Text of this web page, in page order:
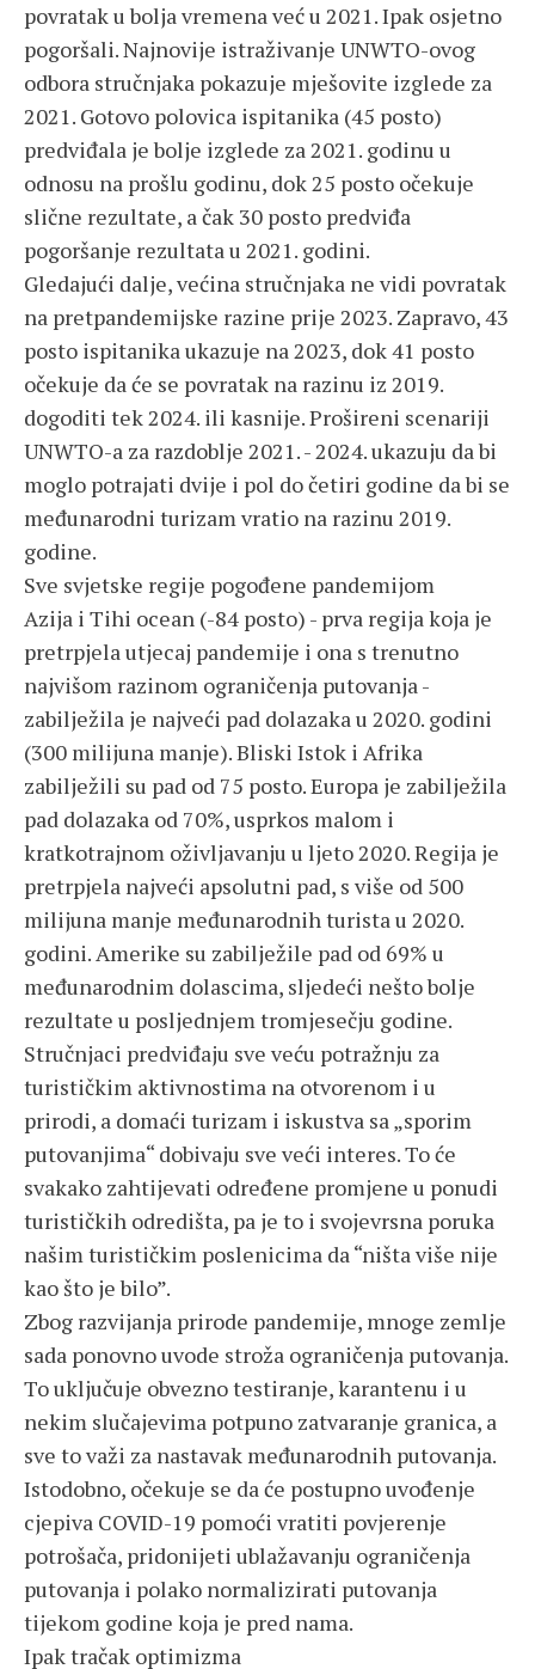
povratak u bolja vremena već u 2021. Ipak osjetno
pogoršali. Najnovije istraživanje UNWTO-ovog
odbora stručnjaka pokazuje mješovite izglede za
2021. Gotovo polovica ispitanika (45 posto)
predviđala je bolje izglede za 2021. godinu u
odnosu na prošlu godinu, dok 25 posto očekuje
slične rezultate, a čak 30 posto predviđa
pogoršanje rezultata u 2021. godini.
Gledajući dalje, većina stručnjaka ne vidi povratak
na pretpandemijske razine prije 2023. Zapravo, 43
posto ispitanika ukazuje na 2023, dok 41 posto
očekuje da će se povratak na razinu iz 2019.
dogoditi tek 2024. ili kasnije. Prošireni scenariji
UNWTO-a za razdoblje 2021. - 2024. ukazuju da bi
moglo potrajati dvije i pol do četiri godine da bi se
međunarodni turizam vratio na razinu 2019.
godine.
Sve svjetske regije pogođene pandemijom
Azija i Tihi ocean (-84 posto) - prva regija koja je
pretrpjela utjecaj pandemije i ona s trenutno
najvišom razinom ograničenja putovanja -
zabilježila je najveći pad dolazaka u 2020. godini
(300 milijuna manje). Bliski Istok i Afrika
zabilježili su pad od 75 posto. Europa je zabilježila
pad dolazaka od 70%, usprkos malom i
kratkotrajnom oživljavanju u ljeto 2020. Regija je
pretrpjela najveći apsolutni pad, s više od 500
milijuna manje međunarodnih turista u 2020.
godini. Amerike su zabilježile pad od 69% u
međunarodnim dolascima, sljedeći nešto bolje
rezultate u posljednjem tromjesečju godine.
Stručnjaci predviđaju sve veću potražnju za
turističkim aktivnostima na otvorenom i u
prirodi, a domaći turizam i iskustva sa „sporim
putovanjima“ dobivaju sve veći interes. To će
svakako zahtijevati određene promjene u ponudi
turističkih odredišta, pa je to i svojevrsna poruka
našim turističkim poslenicima da “ništa više nije
kao što je bilo”.
Zbog razvijanja prirode pandemije, mnoge zemlje
sada ponovno uvode stroža ograničenja putovanja.
To uključuje obvezno testiranje, karantenu i u
nekim slučajevima potpuno zatvaranje granica, a
sve to važi za nastavak međunarodnih putovanja.
Istodobno, očekuje se da će postupno uvođenje
cjepiva COVID-19 pomoći vratiti povjerenje
potrošača, pridonijeti ublažavanju ograničenja
putovanja i polako normalizirati putovanja
tijekom godine koja je pred nama.
Ipak tračak optimizma